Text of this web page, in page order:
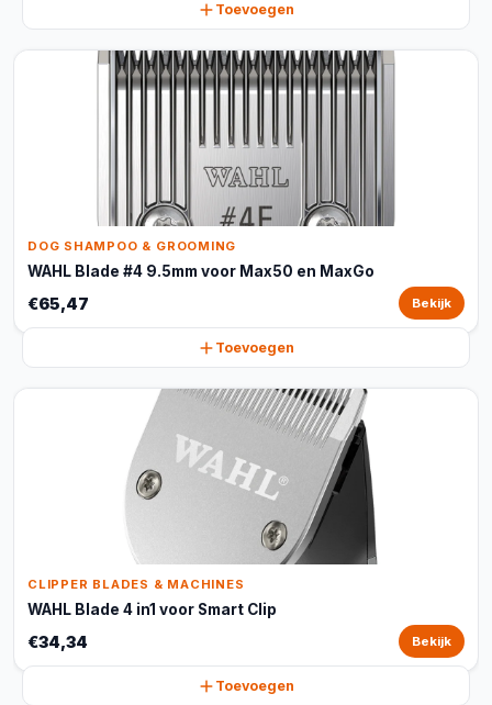
Toevoegen
DOG SHAMPOO & GROOMING
WAHL Blade #4 9.5mm voor Max50 en MaxGo
€65,47 Bekijk
Toevoegen
CLIPPER BLADES & MACHINES
WAHL Blade 4 in1 voor Smart Clip
€34,34 Bekijk
Toevoegen